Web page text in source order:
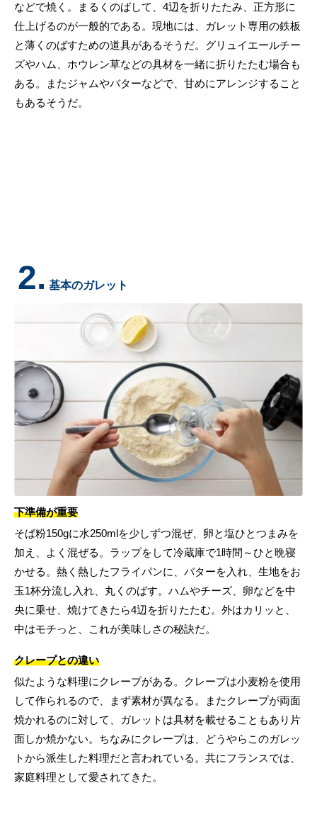
などで焼く。まるくのばして、4辺を折りたたみ、正方形に
仕上げるのが一般的である。現地には、ガレット専用の鉄板
と薄くのばすための道具があるそうだ。グリュイエールチー
ズやハム、ホウレン草などの具材を一緒に折りたたむ場合も
ある。またジャムやバターなどで、甘めにアレンジすること
もあるそうだ。
2. 基本のガレット
下準備が重要
そば粉150gに水250mlを少しずつ混ぜ、卵と塩ひとつまみを
加え、よく混ぜる。ラップをして冷蔵庫で1時間～ひと晩寝
かせる。熱く熱したフライパンに、バターを入れ、生地をお
玉1杯分流し入れ、丸くのばす。ハムやチーズ、卵などを中
央に乗せ、焼けてきたら4辺を折りたたむ。外はカリッと、
中はモチっと、これが美味しさの秘訣だ。
クレープとの違い
似たような料理にクレープがある。クレープは小麦粉を使用
して作られるので、まず素材が異なる。またクレープが両面
焼かれるのに対して、ガレットは具材を載せることもあり片
面しか焼かない。ちなみにクレープは、どうやらこのガレッ
トから派生した料理だと言われている。共にフランスでは、
家庭料理として愛されてきた。